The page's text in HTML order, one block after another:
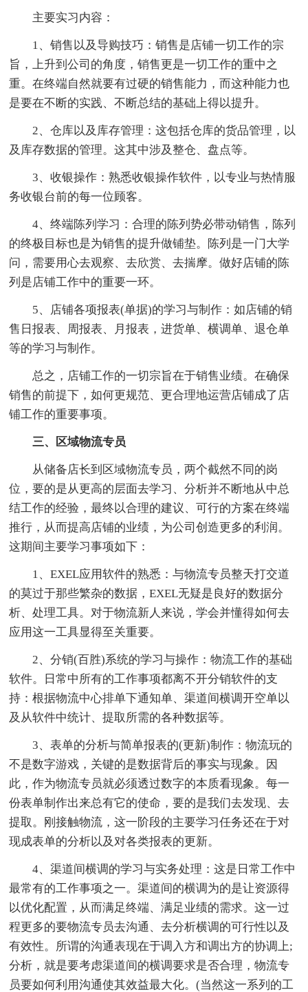
主要实习内容：
1、销售以及导购技巧：销售是店铺一切工作的宗
旨，上升到公司的角度，销售更是一切工作的重中之
重。在终端自然就要有过硬的销售能力，而这种能力也
是要在不断的实践、不断总结的基础上得以提升。
2、仓库以及库存管理：这包括仓库的货品管理，以
及库存数据的管理。这其中涉及整仓、盘点等。
3、收银操作：熟悉收银操作软件，以专业与热情服
务收银台前的每一位顾客。
4、终端陈列学习：合理的陈列势必带动销售，陈列
的终极目标也是为销售的提升做铺垫。陈列是一门大学
问，需要用心去观察、去欣赏、去揣摩。做好店铺的陈
列是店铺工作中的重要一环。
5、店铺各项报表(单据)的学习与制作：如店铺的销
售日报表、周报表、月报表，进货单、横调单、退仓单
等的学习与制作。
总之，店铺工作的一切宗旨在于销售业绩。在确保
销售的前提下，如何更规范、更合理地运营店铺成了店
铺工作的重要事项。
三、区域物流专员
从储备店长到区域物流专员，两个截然不同的岗
位，要的是从更高的层面去学习、分析并不断地从中总
结工作的经验，最终以合理的建议、可行的方案在终端
推行，从而提高店铺的业绩，为公司创造更多的利润。
这期间主要学习事项如下：
1、EXEL应用软件的熟悉：与物流专员整天打交道
的莫过于那些繁杂的数据，EXEL无疑是良好的数据分
析、处理工具。对于物流新人来说，学会并懂得如何去
应用这一工具显得至关重要。
2、分销(百胜)系统的学习与操作：物流工作的基础
软件。日常中所有的工作事项都离不开分销软件的支
持：根据物流中心排单下通知单、渠道间横调开空单以
及从软件中统计、提取所需的各种数据等。
3、表单的分析与简单报表的(更新)制作：物流玩的
不是数字游戏，关键的是数据背后的事实与现象。因
此，作为物流专员就必须透过数字的本质看现象。每一
份表单制作出来总有它的使命，要的是我们去发现、去
提取。刚接触物流，这一阶段的主要学习任务还在于对
现成表单的分析以及对各类报表的更新。
4、渠道间横调的学习与实务处理：这是日常工作中
最常有的工作事项之一。渠道间的横调为的是让资源得
以优化配置，从而满足终端、满足业绩的需求。这一过
程更多的要物流专员去沟通、去分析横调的可行性以及
有效性。所谓的沟通表现在于调入方和调出方的协调上;
分析，就是要考虑渠道间的横调要求是否合理，物流专
员要如何利用沟通使其效益最大化。(当然这一系列的工